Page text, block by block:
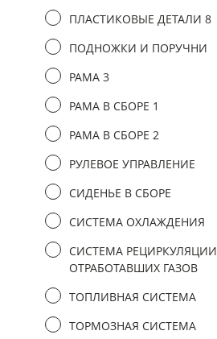
ПЛАСТИКОВЫЕ ДЕТАЛИ 8
ПОДНОЖКИ И ПОРУЧНИ
РАМА 3
РАМА В СБОРЕ 1
РАМА В СБОРЕ 2
РУЛЕВОЕ УПРАВЛЕНИЕ
СИДЕНЬЕ В СБОРЕ
СИСТЕМА ОХЛАЖДЕНИЯ
СИСТЕМА РЕЦИРКУЛЯЦИИ
ОТРАБОТАВШИХ ГАЗОВ
ТОПЛИВНАЯ СИСТЕМА
ТОРМОЗНАЯ СИСТЕМА